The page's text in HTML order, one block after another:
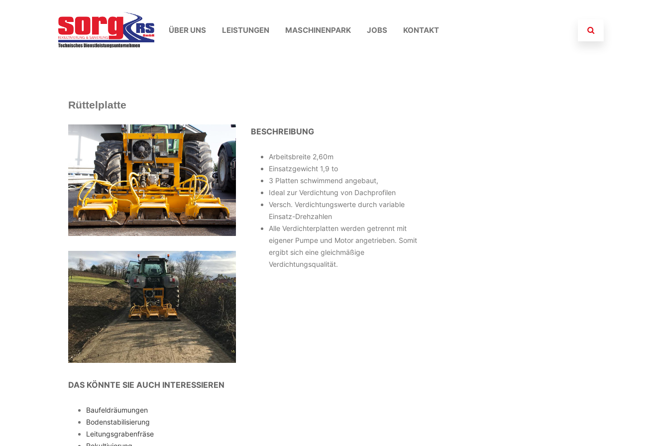
ÜBER UNS LEISTUNGEN MASCHINENPARK JOBS KONTAKT
Rüttelplatte
DAS KÖNNTE SIE AUCH INTERESSIEREN
Baufeldräumungen
Bodenstabilisierung
Leitungsgrabenfräse
BESCHREIBUNG
Arbeitsbreite 2,60m
Einsatzgewicht 1,9 to
3 Platten schwimmend angebaut,
Ideal zur Verdichtung von Dachprofilen
Versch. Verdichtungswerte durch variable
Einsatz-Drehzahlen
Alle Verdichterplatten werden getrennt mit
eigener Pumpe und Motor angetrieben. Somit
ergibt sich eine gleichmäßige
Verdichtungsqualität.